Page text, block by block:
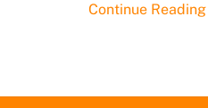
Continue